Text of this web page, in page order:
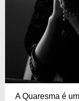
A Quaresma é